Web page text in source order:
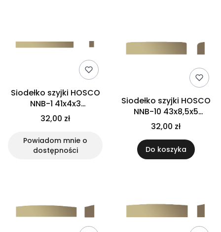
Siodełko szyjki HOSCO
NNB-1 41x4x3
(mosiądz)
32,00 zł
Powiadom mnie o
dostępności
Siodełko szyjki HOSCO
NNB-10 43x8,5x5
(mosiądz)
32,00 zł
Do koszyka